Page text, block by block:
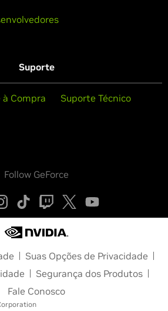
Suporte
Compra Suporte Técnico
Follow GeForce
Suas Opções de Privacidade
Segurança dos Produtos
Fale Conosco